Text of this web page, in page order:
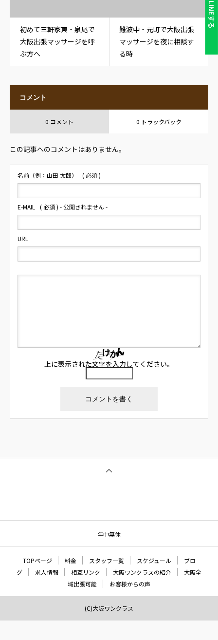
LINEする
初めて三軒家東・泉尾で
大阪出張マッサージを呼
ぶ方へ
難波中・元町で大阪出張
マッサージを夜に相談す
る時
コメント
0 コメント 0 トラックバック
この記事へのコメントはありません。
名前（例：山田 太郎） ( 必須 )
E-MAIL ( 必須 ) - 公開されません -
URL
上に表示された文字を入力してください。
年中無休
TOPページ 料金 スタッフ一覧 スケジュール
ブロ
グ
求人情報 相互リンク 大阪ワンクラスの紹介
大阪全
域出張可能
お客様からの声
(C)大阪ワンクラス